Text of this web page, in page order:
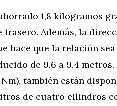
1,8 kilogramos
trasero. Además, la
hace que la relación
de 9,6 a 9,4
Nm), también están
de cuatro cilindros